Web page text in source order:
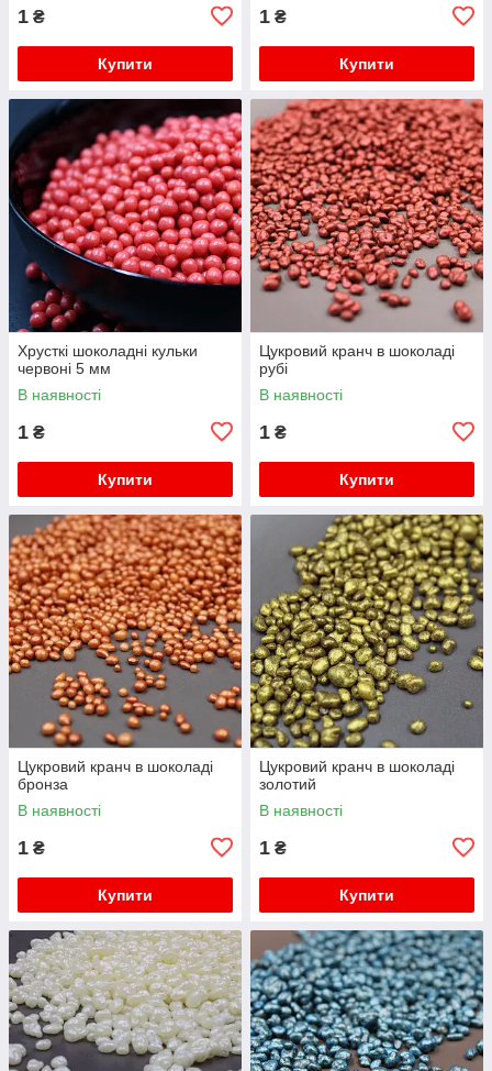
1 ₴
Купити
1 ₴
Купити
Хрусткі шоколадні кульки
червоні 5 мм
В наявності
1 ₴
Купити
Цукровий кранч в шоколаді
рубі
В наявності
1 ₴
Купити
Цукровий кранч в шоколаді
бронза
В наявності
1 ₴
Купити
Цукровий кранч в шоколаді
золотий
В наявності
1 ₴
Купити